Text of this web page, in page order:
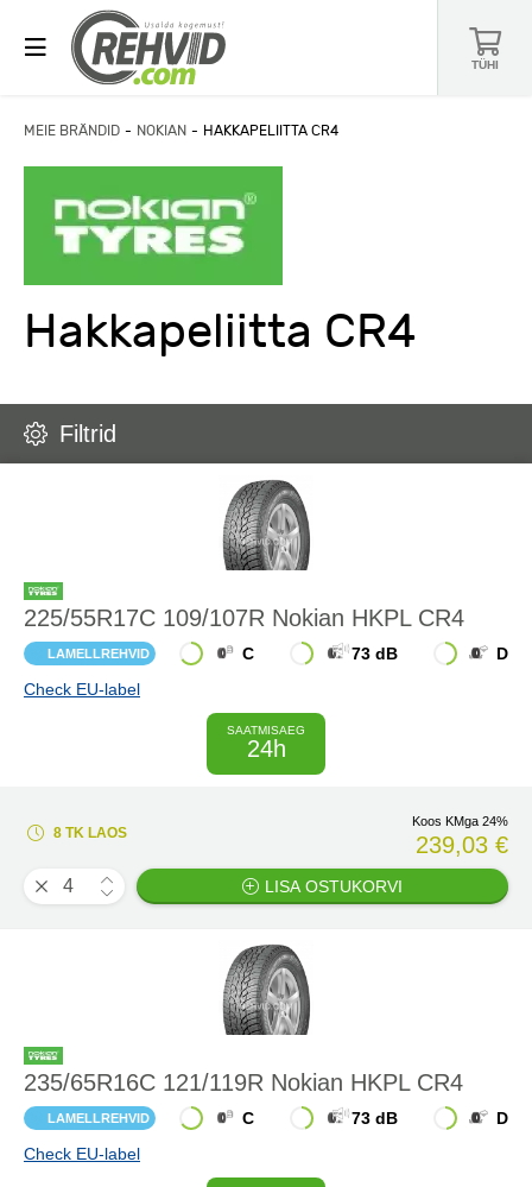
TÜHI
MEIE BRÄNDID NOKIAN HAKKAPELIITTA CR4
Hakkapeliitta CR4
Filtrid
225/55R17C 109/107R Nokian HKPL CR4
LAMELLREHVID C 73 dB
D
Check EU-label
SAATMISAEG
24h
8 TK LAOS
Koos KMga 24%
239,03 €
LISA OSTUKORVI
235/65R16C 121/119R Nokian HKPL CR4
LAMELLREHVID C 73 dB
D
Check EU-label